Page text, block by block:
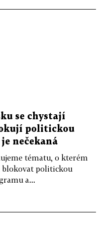
se chystají
politickou
nečekaná
tématu, o kterém
blokovat politickou
a...